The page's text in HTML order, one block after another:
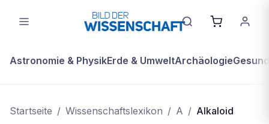
Astronomie & PhysikErde & UmweltArchäologie
Startseite / Wissenschaftslexikon / A / Alkaloid